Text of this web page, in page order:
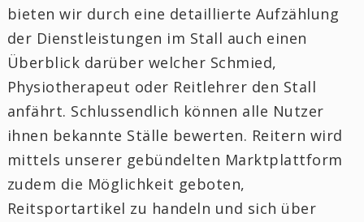
bieten wir durch eine detaillierte Aufzählung
der Dienstleistungen im Stall auch einen
Überblick darüber welcher Schmied,
Physiotherapeut oder Reitlehrer den Stall
anfährt. Schlussendlich können alle Nutzer
ihnen bekannte Ställe bewerten. Reitern wird
mittels unserer gebündelten Marktplattform
zudem die Möglichkeit geboten,
Reitsportartikel zu handeln und sich über